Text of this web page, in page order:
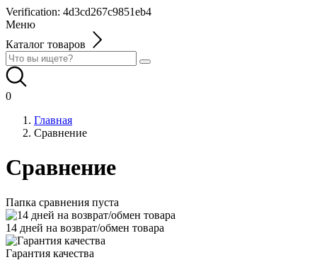
Verification: 4d3cd267c9851eb4
Меню
Каталог товаров
0
Главная
Сравнение
Сравнение
Папка сравнения пуста
14 дней на возврат/обмен товара
Гарантия качества